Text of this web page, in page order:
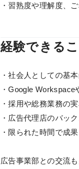
・習熟度や理解度、
経験できる
・社会人としての基
・Google
・採用や総務業務の
・広告代理店のバッ
・限られた時間で成
広告事業部との交流